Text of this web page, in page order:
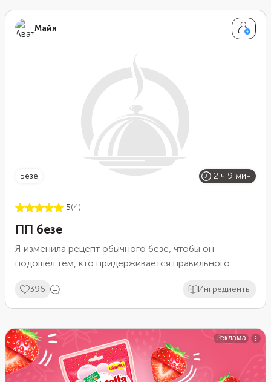
В ней всегда есть меренга из взбитого с сахаром
белка, мягкий сливочный крем и свежие фрукты или
Майя
безе 2 ч 9 мин
5(4)
ПП безе
Я изменила рецепт обычного безе, чтобы он
подошёл тем, кто придерживается правильного
396 Ингредиенты